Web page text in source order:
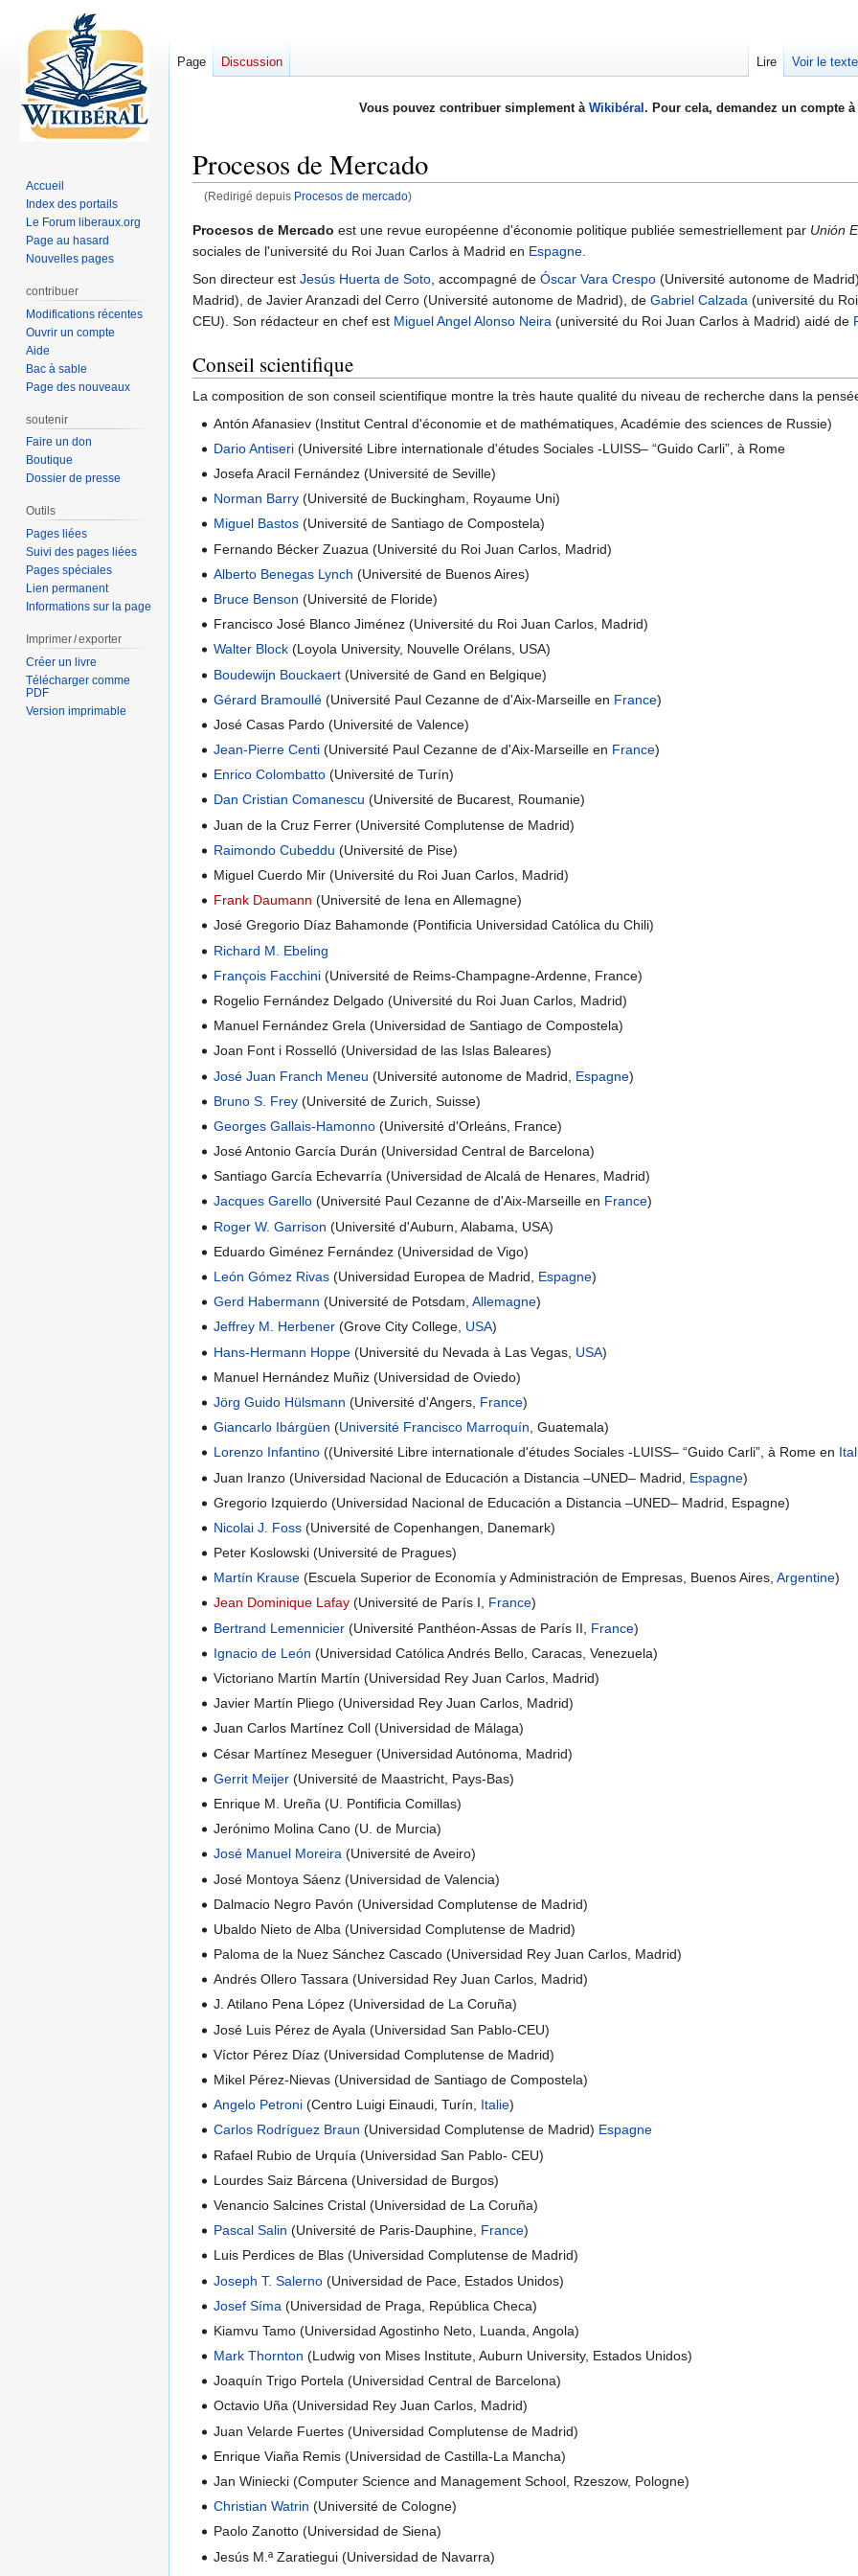
Vous pouvez contribuer simplement à Wikibéral . Pour cela, demandez un compte
Procesos de Mercado
(Redirigé depuis Procesos de mercado)
Aller
à
la
navigation
Aller
à
la
recherche
Procesos de Mercado est une revue européenne d'économie politique publiée semestriellement par Unión
sociales de l'université du Roi Juan Carlos à Madrid en Espagne
Son directeur est Jesús Huerta de Soto , accompagné de Óscar Vara Crespo (Université autonome de
Madrid), de Javier Aranzadi del Cerro (Université autonome de Madrid), de Gabriel Calzada (université du
CEU). Son rédacteur en chef est Miguel Angel Alonso Neira (université du Roi Juan Carlos à Madrid) aidé de
Conseil scientifique
La composition de son conseil scientifique montre la très haute qualité du niveau de recherche dans la
Antón Afanasiev (Institut Central d'économie et de mathématiques, Académie des sciences de Russie)
Dario Antiseri (Université Libre internationale d'études Sociales -LUISS– “Guido Carli”, à Rome
Josefa Aracil Fernández (Université de Seville)
Norman Barry (Université de Buckingham, Royaume Uni)
Miguel Bastos (Université de Santiago de Compostela)
Fernando Bécker Zuazua (Université du Roi Juan Carlos, Madrid)
Alberto Benegas Lynch (Université de Buenos Aires)
Bruce Benson (Université de Floride)
Francisco José Blanco Jiménez (Université du Roi Juan Carlos, Madrid)
Walter Block (Loyola University, Nouvelle Orélans, USA)
Boudewijn Bouckaert (Université de Gand en Belgique)
Gérard Bramoullé (Université Paul Cezanne de d'Aix-Marseille en France)
José Casas Pardo (Université de Valence)
Jean-Pierre Centi (Université Paul Cezanne de d'Aix-Marseille en France)
Enrico Colombatto (Université de Turín)
Dan Cristian Comanescu (Université de Bucarest, Roumanie)
Juan de la Cruz Ferrer (Université Complutense de Madrid)
Raimondo Cubeddu (Université de Pise)
Miguel Cuerdo Mir (Université du Roi Juan Carlos, Madrid)
Frank Daumann (Université de Iena en Allemagne)
José Gregorio Díaz Bahamonde (Pontificia Universidad Católica du Chili)
Richard M. Ebeling
François Facchini (Université de Reims-Champagne-Ardenne, France)
Rogelio Fernández Delgado (Université du Roi Juan Carlos, Madrid)
Manuel Fernández Grela (Universidad de Santiago de Compostela)
Joan Font i Rosselló (Universidad de las Islas Baleares)
José Juan Franch Meneu (Université autonome de Madrid, Espagne)
Bruno S. Frey (Université de Zurich, Suisse)
Georges Gallais-Hamonno (Université d'Orleáns, France)
José Antonio García Durán (Universidad Central de Barcelona)
Santiago García Echevarría (Universidad de Alcalá de Henares, Madrid)
Jacques Garello (Université Paul Cezanne de d'Aix-Marseille en France)
Roger W. Garrison (Université d'Auburn, Alabama, USA)
Eduardo Giménez Fernández (Universidad de Vigo)
León Gómez Rivas (Universidad Europea de Madrid, Espagne)
Gerd Habermann (Université de Potsdam,Allemagne)
Jeffrey M. Herbener (Grove City College, USA)
Hans-Hermann Hoppe (Université du Nevada à Las Vegas, USA)
Manuel Hernández Muñiz (Universidad de Oviedo)
Jörg Guido Hülsmann (Université d'Angers, France)
Giancarlo Ibárgüen (Université Francisco Marroquín , Guatemala)
Lorenzo Infantino ((Université Libre internationale d'études Sociales -LUISS– “Guido Carli”, à Rome en
Juan Iranzo (Universidad Nacional de Educación a Distancia –UNED– Madrid, Espagne)
Gregorio Izquierdo (Universidad Nacional de Educación a Distancia –UNED– Madrid, Espagne)
Nicolai J. Foss (Université de Copenhangen, Danemark)
Peter Koslowski (Université de Pragues)
Martín Krause (Escuela Superior de Economía y Administración de Empresas, Buenos Aires,Argentine)
Jean Dominique Lafay (Université de París I, France)
Bertrand Lemennicier (Université Panthéon-Assas de París II, France)
Ignacio de León (Universidad Católica Andrés Bello, Caracas, Venezuela)
Victoriano Martín Martín (Universidad Rey Juan Carlos, Madrid)
Javier Martín Pliego (Universidad Rey Juan Carlos, Madrid)
Juan Carlos Martínez Coll (Universidad de Málaga)
César Martínez Meseguer (Universidad Autónoma, Madrid)
Gerrit Meijer (Université de Maastricht, Pays-Bas)
Enrique M. Ureña (U. Pontificia Comillas)
Jerónimo Molina Cano (U. de Murcia)
José Manuel Moreira (Université de Aveiro)
José Montoya Sáenz (Universidad de Valencia)
Dalmacio Negro Pavón (Universidad Complutense de Madrid)
Ubaldo Nieto de Alba (Universidad Complutense de Madrid)
Paloma de la Nuez Sánchez Cascado (Universidad Rey Juan Carlos, Madrid)
Andrés Ollero Tassara (Universidad Rey Juan Carlos, Madrid)
J. Atilano Pena López (Universidad de La Coruña)
José Luis Pérez de Ayala (Universidad San Pablo-CEU)
Víctor Pérez Díaz (Universidad Complutense de Madrid)
Mikel Pérez-Nievas (Universidad de Santiago de Compostela)
Angelo Petroni (Centro Luigi Einaudi, Turín, Italie)
Carlos Rodríguez Braun (Universidad Complutense de Madrid) Espagne
Rafael Rubio de Urquía (Universidad San Pablo- CEU)
Lourdes Saiz Bárcena (Universidad de Burgos)
Venancio Salcines Cristal (Universidad de La Coruña)
Pascal Salin (Université de Paris-Dauphine, France)
Luis Perdices de Blas (Universidad Complutense de Madrid)
Joseph T. Salerno (Universidad de Pace, Estados Unidos)
Josef Síma (Universidad de Praga, República Checa)
Kiamvu Tamo (Universidad Agostinho Neto, Luanda, Angola)
Mark Thornton (Ludwig von Mises Institute, Auburn University, Estados Unidos)
Joaquín Trigo Portela (Universidad Central de Barcelona)
Octavio Uña (Universidad Rey Juan Carlos, Madrid)
Juan Velarde Fuertes (Universidad Complutense de Madrid)
Enrique Viaña Remis (Universidad de Castilla-La Mancha)
Jan Winiecki (Computer Science and Management School, Rzeszow, Pologne)
Christian Watrin (Université de Cologne)
Paolo Zanotto (Universidad de Siena)
Jesús M.ª Zaratiegui (Universidad de Navarra)
Page Discussion Lire Voir le
Accueil
Index des portails
Le Forum liberaux.org
Page au hasard
Nouvelles pages
contribuer
Modifications récentes
Ouvrir un compte
Aide
Bac à sable
Page des nouveaux
soutenir
Faire un don
Boutique
Dossier de presse
Outils
Pages liées
Suivi des pages liées
Pages spéciales
Lien permanent
Informations sur la page
Imprimer / exporter
Créer un livre
Télécharger comme
PDF
Version imprimable